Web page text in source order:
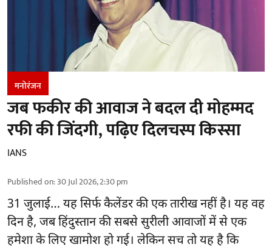
मनोरंजन
जब फकीर की आवाज ने बदल दी मोहम्मद
रफी की जिंदगी, पढ़िए दिलचस्प किस्सा
IANS
Published on:30 Jul 2026, 2:30 pm
31 जुलाई… यह सिर्फ कैलेंडर की एक तारीख नहीं है। यह वह
दिन है, जब हिंदुस्तान की सबसे सुरीली आवाजों में से एक
हमेशा के लिए खामोश हो गई। लेकिन सच तो यह है कि